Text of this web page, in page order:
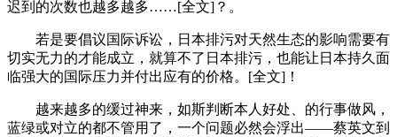
迟到的次数也越多越多……[全文]？。
若是要倡议国际诉讼，日本排污对天然生态的影响需要有
切实无力的才能成立，就算不了日本排污，也能让日本持久面
临强大的国际压力并付出应有的价格。[全文]！
越来越多的缓过神来，如斯判断本人好处、的行事做风，
蓝绿或对立的都不管用了，一个问题必然会浮出——蔡英文到